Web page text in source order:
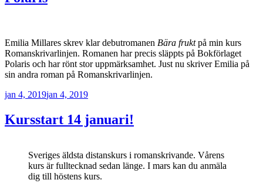
Emilia Millares skrev klar debutromanen Bära fruktpå min kurs
Romanskrivarlinjen. Romanen har precis släppts på Bokförlaget
Polaris och har rönt stor uppmärksamhet. Just nu skriver Emilia på
sin andra roman på Romanskrivarlinjen.
Publicerat
jan 4, 2019jan 4, 2019
Kursstart 14 januari!
Sveriges äldsta distanskurs i romanskrivande. Vårens
kurs är fulltecknad sedan länge. I mars kan du anmäla
dig till höstens kurs.